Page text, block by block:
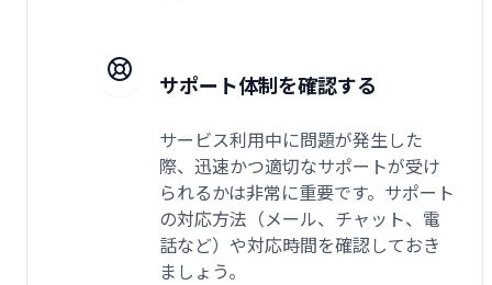
サポート体制を確認する
サービス利用中に問題が発生した
際、迅速かつ適切なサポートが受け
られるかは非常に重要です。サポート
の対応方法（メール、チャット、電
話など）や対応時間を確認しておき
ましょう。